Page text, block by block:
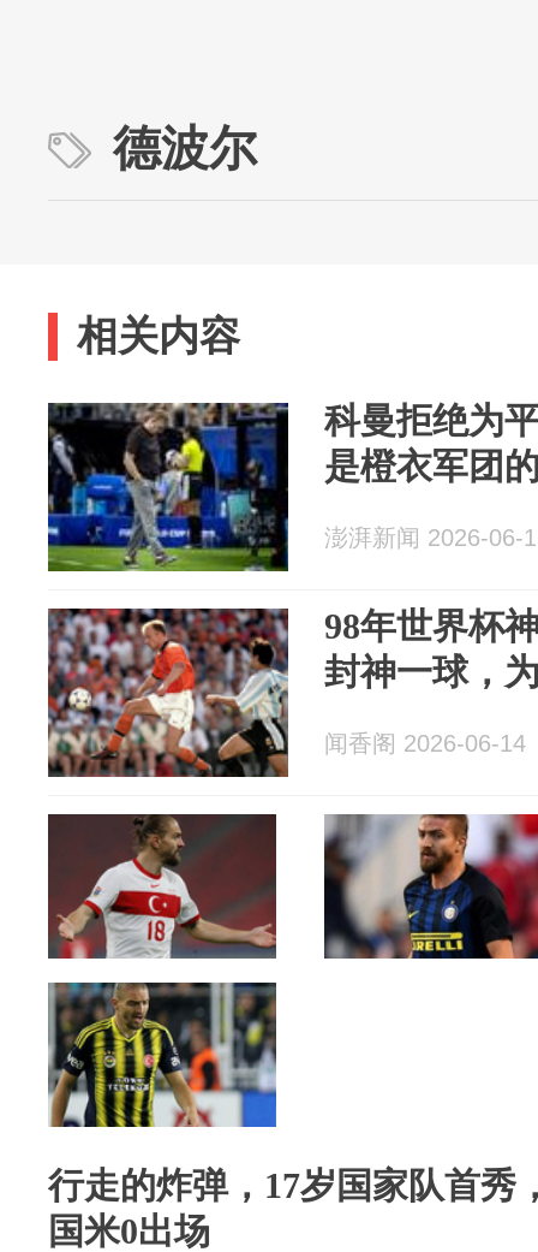
德波尔
相关内容
科曼拒绝为
是橙衣军团
澎湃新闻 2026-06-
98年世界杯
封神一球，
闻香阁 2026-06-14
行走的炸弹，17岁国家队首秀
国米0出场